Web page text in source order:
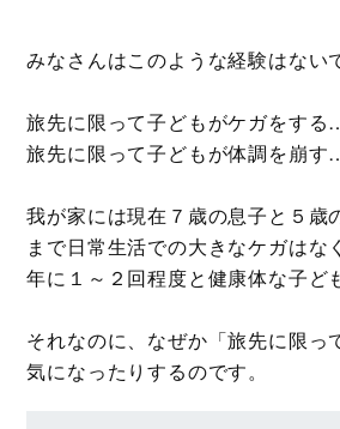
みなさんはこのような経験はない
旅先に限って子どもがケガをする
旅先に限って子どもが体調を崩す
我が家には現在７歳の息子と５歳
まで日常生活での大きなケガはな
年に１～２回程度と健康体な子ど
それなのに、なぜか「旅先に限っ
気になったりするのです。